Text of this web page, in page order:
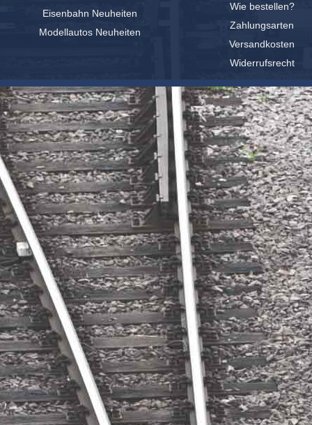
Eisenbahn Neuheiten
Modellautos Neuheiten
Wie bestellen?
Zahlungsarten
Versandkosten
Widerrufsrecht